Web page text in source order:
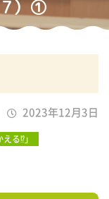
）①
2023年12月3日
る⁉」